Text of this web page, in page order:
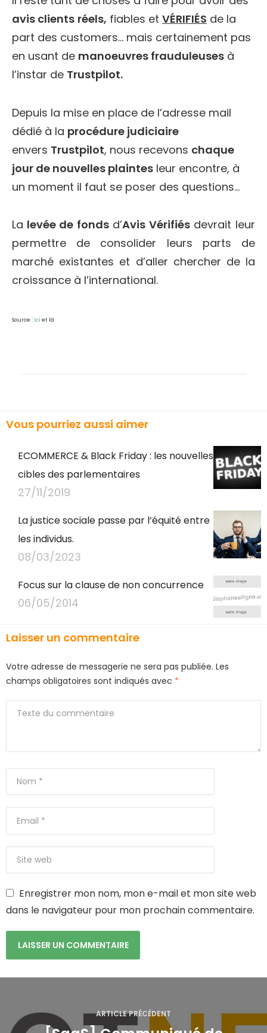
avis clients réels, fiables et VÉRIFIÉS de la
part des customers… mais certainement pas
en usant de manoeuvres frauduleuses à
l’instar de Trustpilot.
Depuis la mise en place de l’adresse mail
dédié à la procédure judiciaire
envers Trustpilot, nous recevons chaque
jour de nouvelles plaintes leur encontre, à
un moment il faut se poser des questions…
La levée de fondsd’Avis Vérifiésdevrait leur
permettre de consolider leurs parts de
marché existantes et d’aller chercher de la
croissance à l’international.
Source :ici et là
Vous pourriez aussi aimer
ECOMMERCE & Black Friday : les nouvelles
cibles des parlementaires
27/11/2019
La justice sociale passe par l’équité entre
les individus.
08/03/2023
Focus sur la clause de non concurrence
06/05/2014
Laisser un commentaire
Votre adresse de messagerie ne sera pas publiée. Les
champs obligatoires sont indiqués avec *
Enregistrer mon nom, mon e-mail et mon site web
dans le navigateur pour mon prochain commentaire.
ARTICLE PRÉCÉDENT